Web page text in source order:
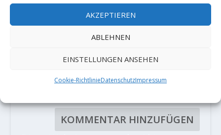
AKZEPTIEREN
ABLEHNEN
EINSTELLUNGEN ANSEHEN
Cookie-RichtlinieDatenschutzImpressum